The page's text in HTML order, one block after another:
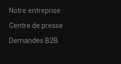
Notre entreprise
Centre de presse
Demandes B2B